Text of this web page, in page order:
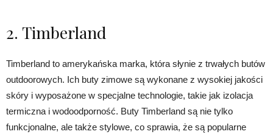
2. Timberland
Timberland to amerykańska marka, która słynie z trwałych butów
outdoorowych. Ich buty zimowe są wykonane z wysokiej jakości
skóry i wyposażone w specjalne technologie, takie jak izolacja
termiczna i wodoodporność. Buty Timberland są nie tylko
funkcjonalne, ale także stylowe, co sprawia, że są popularne